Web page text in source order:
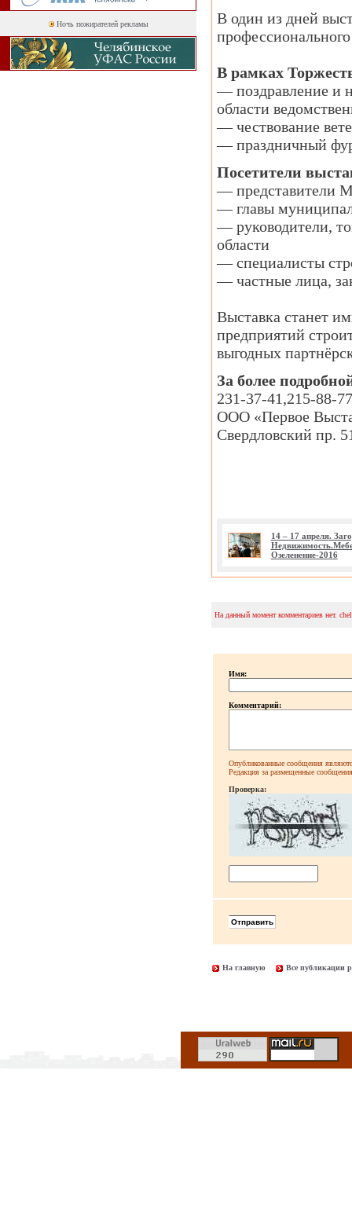
Ночь пожирателей рекламы
В один из дней
В рамках
— поздравление и
области
— чествование
— праздничный
Посетители
— представители
— главы
— руководители,
области
— специалисты
— частные лица,
Выставка станет
предприятий
выгодных
За более
231-37-41,215-88-
ООО «Первое
Свердловский пр.
14 – 17 апреля.
Озеленение-2016
На данный момент комментариев нет.
Имя:
Комментарий:
Опубликованные сообщения
Редакция за размещенные сообщения
Проверка:
На главную Все публикации